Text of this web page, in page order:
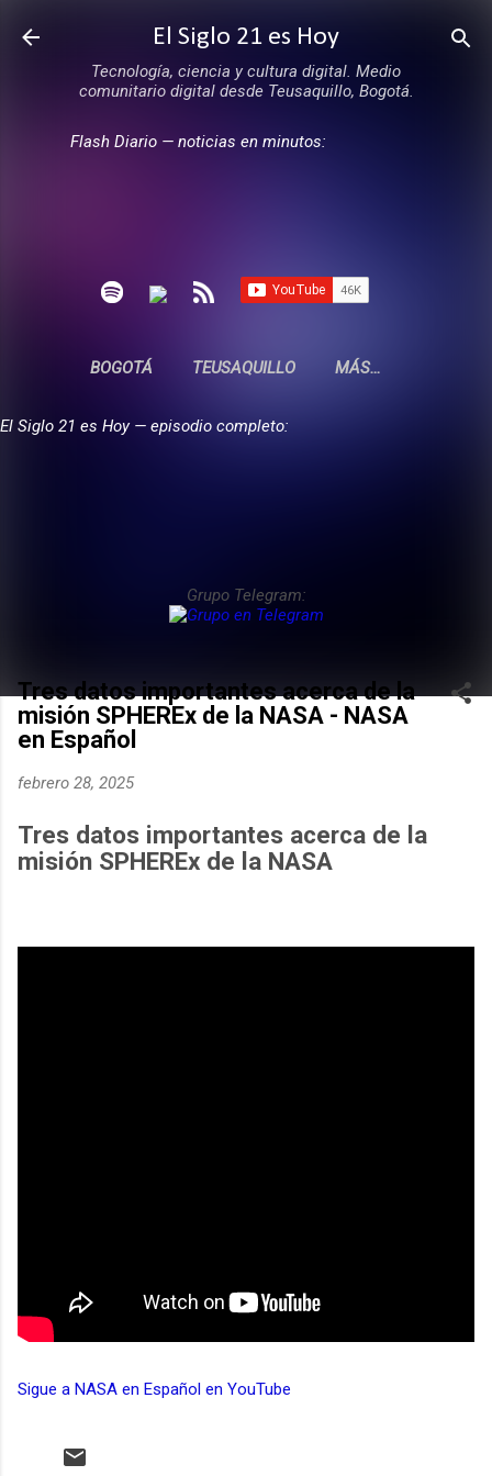
Ir al contenido principal
El Siglo 21 es Hoy
Tecnología, ciencia y cultura digital. Medio
comunitario digital desde Teusaquillo, Bogotá.
Flash Diario — noticias en minutos:
BOGOTÁ TEUSAQUILLO MÁS…
El Siglo 21 es Hoy — episodio completo:
Grupo Telegram:
Tres datos importantes acerca de la
misión SPHEREx de la NASA - NASA
en Español
febrero 28, 2025
Tres datos importantes acerca de la
misión SPHEREx de la NASA
Sigue a NASA en Español en YouTube